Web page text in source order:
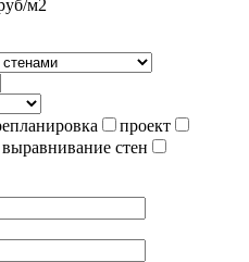
м2
проект
выравнивание стен